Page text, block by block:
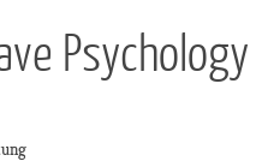
Psychology